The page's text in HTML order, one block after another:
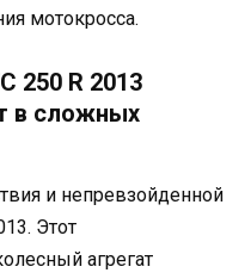
мотокросса.
250 R 2013
в сложных
и непревзойденной
Этот
агрегат